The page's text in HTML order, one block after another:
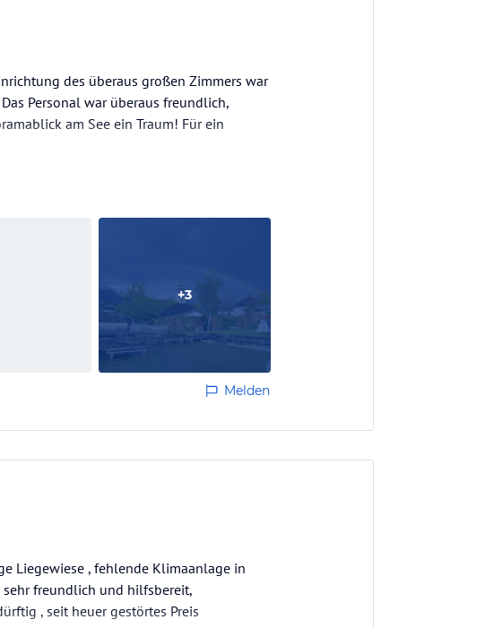
des überaus großen Zimmers war
Personal war überaus freundlich,
am See ein Traum! Für ein
+3
Melden
Liegewiese , fehlende Klimaanlage in
sehr freundlich und hilfsbereit,
, seit heuer gestörtes Preis